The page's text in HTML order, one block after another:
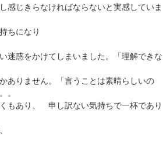
じきらなければならないと実感していま
ちになり
迷惑をかけてしまいました。「理解できな
ありません。「言うことは素晴らしいの
。
あり、 申し訳ない気持ちで一杯であり